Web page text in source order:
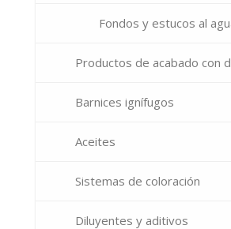
Fondos y estucos al
Productos de acabado con
Barnices ignífugos
Aceites
Sistemas de coloración
Diluyentes y aditivos